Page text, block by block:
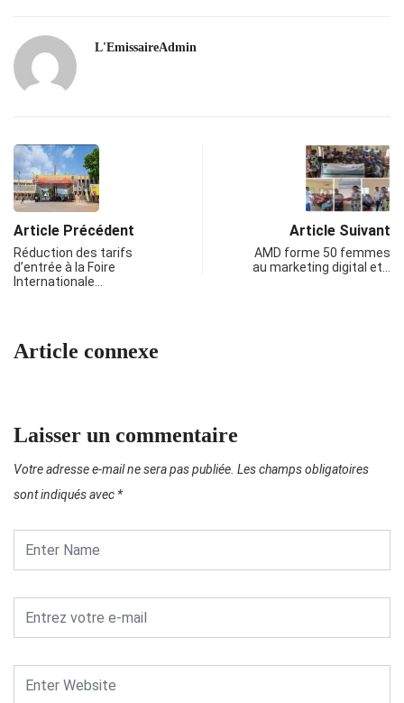
L'EmissaireAdmin
Article Précédent
Réduction des tarifs
d’entrée à la Foire
Internationale…
Article Suivant
AMD forme 50 femmes
au marketing digital et…
Article connexe
Laisser un commentaire
Votre adresse e-mail ne sera pas publiée. Les champs obligatoires
sont indiqués avec *